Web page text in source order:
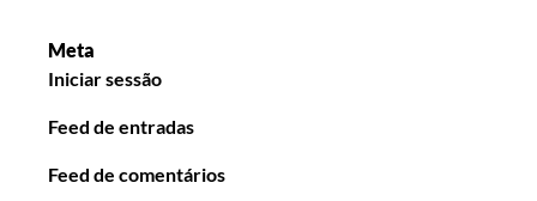
Meta
Iniciar sessão
Feed de entradas
Feed de comentários